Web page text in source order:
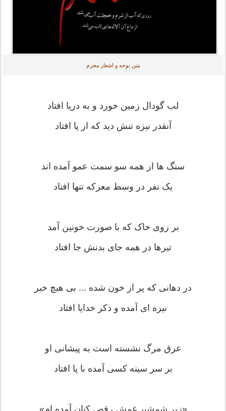
متن نوحه و اشعار محرم
لب گودال زمین خورد و به دریا افتاد
آنقدر نیزه تنش دید که از پا افتاد
سنگ ها از همه سو سمت عمو آمده اند
یک نفر در وسط معرکه تنها افتاد
بر روی خاک که با صورت خونین آمد
تیرها در همه جای بدنش جا افتاد
در دهانی که پر از خون شده ... بی هیچ خبر
نیزه ای آمده و ذکر خدایا افتاد
عرق مرگ نشسته است به پیشانی او
بر سر سینه کسی آمده با پا افتاد
«زیر شمشیر غمش رقص کنان آمده ام»